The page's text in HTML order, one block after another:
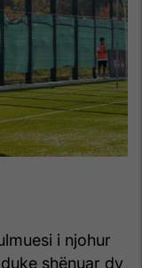
i njohur
shënuar dy